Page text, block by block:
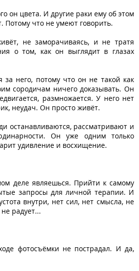
он цвета. И другие раки ему об этом
Потому что не умеют говорить.
не заморачиваясь, и не тратя
о том, как он выглядит в глазах
за него, потому что он не такой как
сородичам ничего доказывать. Он
размножается. У него нет
неудач. Он просто живёт.
останавливаются, рассматривают и
Он уже одним только
удивление и восхищение.
деле являешься. Прийти к самому
запросы для личной терапии. И
внутри, нет сил, нет смысла, не
радует...
фотосъёмки не пострадал. И да,